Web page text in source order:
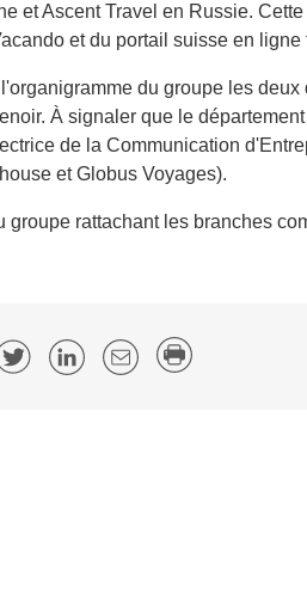
et Ascent Travel en Russie.
et du portail suisse en
du groupe les
À signaler que le
de la Communication
et Globus Voyages).
groupe rattachant les branches